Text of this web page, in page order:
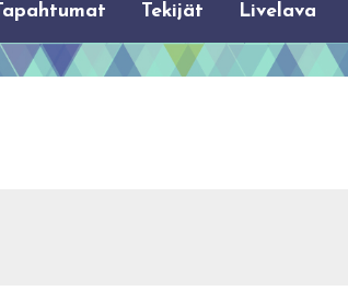
Tapahtumat Tekijät Livelava